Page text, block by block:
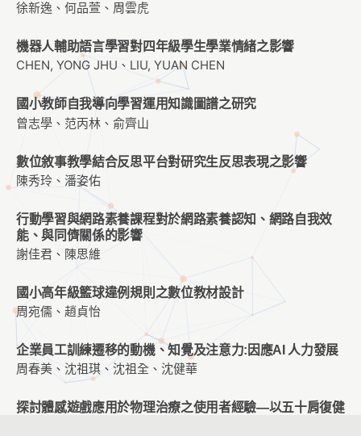
徐新逸、何品萱、周雲虎
機器人輔助語言學習對四年級學生學業情緒之影響
CHEN, YONG JHU、LIU, YUAN CHEN
國小教師自我導向學習運用知識圖譜之研究
曾志學、范丙林、俞齊山
數位敘事教學結合反思平台對研究生反思表現之影響
陳秀玲、潘姿佑
行動學習與網路素養課程對於網路素養認知、網路自我效
能、與同儕關係的影響
謝佳君、陳思維
國小高年級籃球違例規則之數位教材設計
周宛儒、趙貞怡
企業員工訓練遷移的動機、知覺及注意力:因應AI 人力發展
周春美、沈祖琪、沈祖全、沈健華
探討體感遊戲應用於物理治療之使用者經驗—以五十肩復健